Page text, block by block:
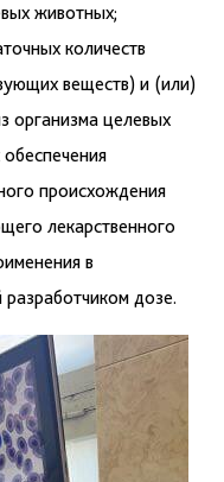
животных;
количеств
веществ) и (или)
организма целевых
происхождения
лекарственного
в
дозе.